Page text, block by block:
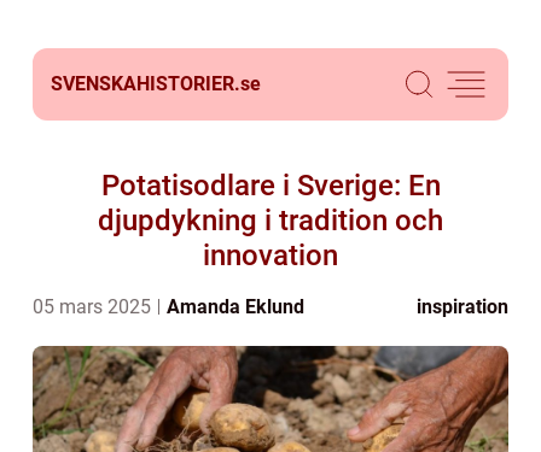
SVENSKAHISTORIER.se
Potatisodlare i Sverige: En
djupdykning i tradition och
innovation
05 mars 2025 Amanda Eklund inspiration